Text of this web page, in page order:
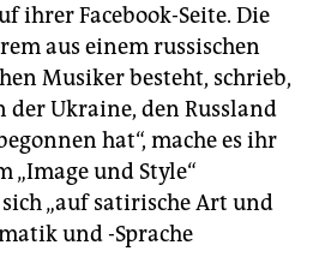
ihrer Facebook-Seite. Die
aus einem russischen
Musiker besteht, schrieb,
der Ukraine, den Russland
hat“, mache es ihr
und Style“
„auf satirische Art und
und -Sprache